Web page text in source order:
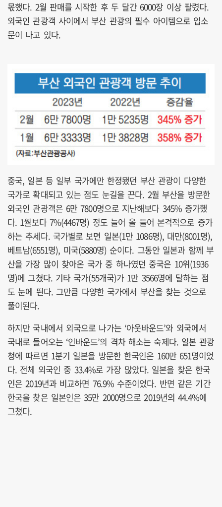
몫했다. 2월 판매를 시작한 후 두 달간 6000장 이상 팔렸다.
외국인 관광객 사이에서 부산 관광의 필수 아이템으로 입소
문이 나고 있다.
중국, 일본 등 일부 국가에만 한정됐던 부산 관광이 다양한
국가로 확대되고 있는 점도 눈길을 끈다. 2월 부산을 방문한
외국인 관광객은 6만 7800명으로 지난해보다 345% 증가했
다. 1월보다 7%(4467명) 정도 늘어 올 들어 본격적으로 증가
하는 추세다. 국가별로 보면 일본(1만 1086명), 대만(8001명),
베트남(6551명), 미국(5880명) 순이다. 그동안 일본과 함께 부
산을 가장 많이 찾아온 국가 중 하나였던 중국은 10위(1936
명)에 그쳤다. 기타 국가(55개국)가 1만 3566명에 달하는 점
도 눈에 띈다. 그만큼 다양한 국가에서 부산을 찾는 것으로
풀이된다.
하지만 국내에서 외국으로 나가는 ‘아웃바운드’와 외국에서
국내로 들어오는 ‘인바운드’의 격차 해소는 숙제다. 일본 관광
청에 따르면 1분기 일본을 방문한 한국인은 160만 651명이었
다. 전체 외국인 중 33.4%로 가장 많았다. 일본을 찾은 한국
인은 2019년과 비교하면 76.9% 수준이었다. 반면 같은 기간
한국을 찾은 일본인은 35만 2000명으로 2019년의 44.4%에
그쳤다.